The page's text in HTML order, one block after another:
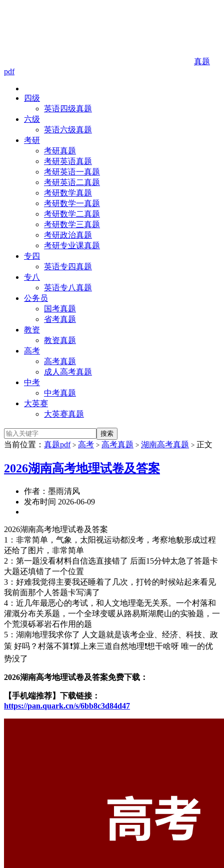
真题
pdf
四级
英语四级真题
六级
英语六级真题
考研
考研真题
考研英语真题
考研英语一真题
考研英语二真题
考研数学真题
考研数学一真题
考研数学二真题
考研数学三真题
考研政治真题
考研专业课真题
专四
英语专四真题
专八
英语专八真题
公务员
国考真题
省考真题
教资
教资真题
高考
高考真题
成人高考真题
中考
中考真题
大英赛
大英赛真题
当前位置： 真题pdf > 高考 > 高考真题 > 湖南高考真题 > 正文
2026湖南高考地理试卷及答案
作者：墨雨清风
发布时间 2026-06-09
2026湖南高考地理试卷及答案
1：非常简单，气象，太阳视运动都没考，考察地貌形成过程
还给了图片，非常简单
2：第一题没看材料自信选直接错了 后面15分钟太急了答题卡
大题还填错了一个位置
3：好难我觉得主要我还睡着了几次，打铃的时候站起来看见
我前面那个人答题卡写满了
4：近几年最恶心的考试，和人文地理毫无关系。一个村落和
灌溉分布关系题，一个全球变暖从路易斯湖爬山的实验题，一
个荒漠砾幂岩石作用的题
5：湖南地理我求你了 人文题就是该考企业、经济、科技、政
策 好吗？村落不算❗️算上来三道自然地理❗️想干啥呀 唯一的优
势没了
2026湖南高考地理试卷及答案免费下载：
【手机端推荐】下载链接：
https://pan.quark.cn/s/6bb8c3d84d47